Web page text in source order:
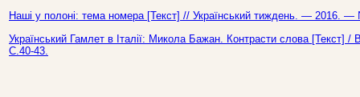
Наші у полоні: тема номера [Текст] // Український тиждень. — 2016.
Український Гамлет в Італії: Микола Бажан. Контрасти слова
С.40-43.